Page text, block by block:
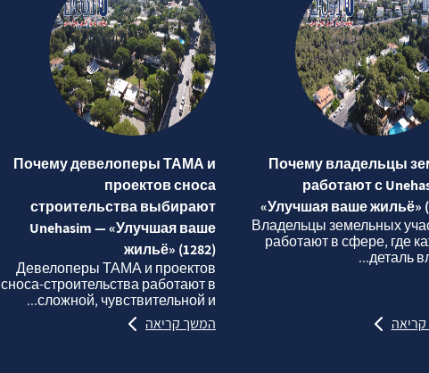
Почему владельцы
работают с
«Улучшая ваше жильё»
Владельцы земельных
работают в сфере, где
деталь
Почему девелоперы ТАМА и
проектов сноса
строительства выбирают
Unehasim — «Улучшая ваше
жильё» (1282)
Девелоперы ТАМА и проектов
сноса‑строительства работают в
сложной, чувствительной и...
המשך קריאה